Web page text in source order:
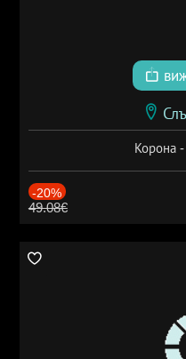
Корона
-20%
49.08€